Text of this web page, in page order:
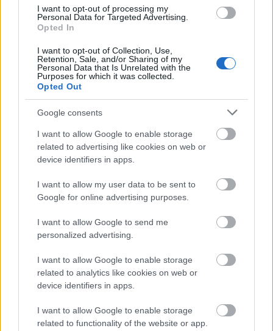
I want to opt-out of processing my
Personal Data for Targeted Advertising.
Opted In
I want to opt-out of Collection, Use,
Retention, Sale, and/or Sharing of my
Personal Data that Is Unrelated with the
Purposes for which it was collected.
Opted Out
Google consents
I want to allow Google to enable storage
related to advertising like cookies on web or
device identifiers in apps.
I want to allow my user data to be sent to
Google for online advertising purposes.
I want to allow Google to send me
personalized advertising.
I want to allow Google to enable storage
related to analytics like cookies on web or
device identifiers in apps.
I want to allow Google to enable storage
related to functionality of the website or app.
2011-től a chipsadóval terhelik a snack termékeket a
próbálják az oktatási rendelettel több-kevesebb ...
Ingyenélők?!
XIII. Kerületi Közszolgáltató 3. rész
Publikus Team•2025. szeptember 29.